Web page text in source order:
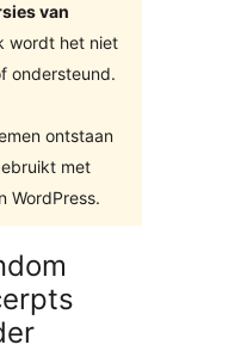
van
wordt het niet
ondersteund.
ontstaan
met
WordPress.